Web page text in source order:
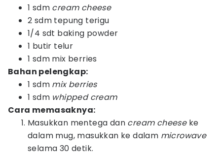
1 sdm cream cheese
2 sdm tepung terigu
1/4 sdt baking powder
1 butir telur
1 sdm mix berries
Bahan pelengkap:
1 sdm mix berries
1 sdm whipped cream
Cara memasaknya:
Masukkan mentega dan cream cheeseke
dalam mug, masukkan ke dalam microwave
selama 30 detik.